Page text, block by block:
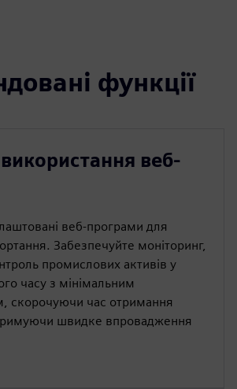
функції
використання веб-
веб-програми для
Забезпечуйте моніторинг,
промислових активів у
часу з мінімальним
скорочуючи час отримання
швидке впровадження